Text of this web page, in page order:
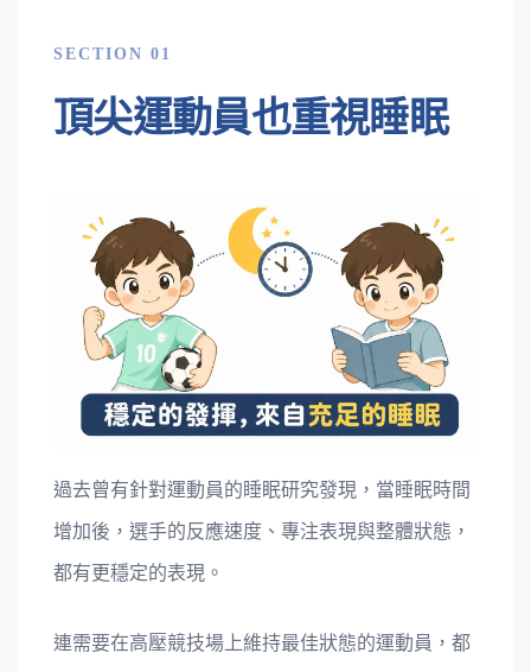
SECTION 01
頂尖運動員也重視睡眠
過去曾有針對運動員的睡眠研究發現，當睡眠時間
增加後，選手的反應速度、專注表現與整體狀態，
都有更穩定的表現。
連需要在高壓競技場上維持最佳狀態的運動員，都